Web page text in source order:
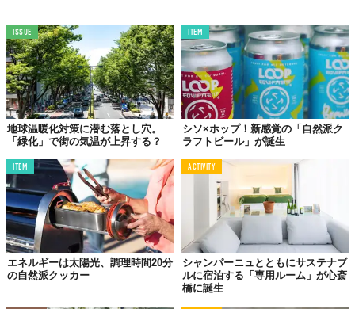
ISSUE
地球温暖化対策に潜む落とし穴。
「緑化」で街の気温が上昇する？
ITEM
シソ×ホップ！新感覚の「自然派ク
ラフトビール」が誕生
ITEM
エネルギーは太陽光、調理時間20分
の自然派クッカー
ACTIVITY
シャンパーニュとともにサステナブ
ルに宿泊する「専用ルーム」が心斎
橋に誕生